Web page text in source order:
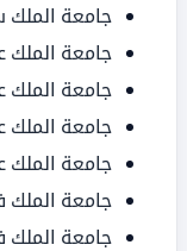
جامعة الملك
جامعة الملك
جامعة الملك
جامعة الملك
جامعة الملك
جامعة الملك
جامعة الملك